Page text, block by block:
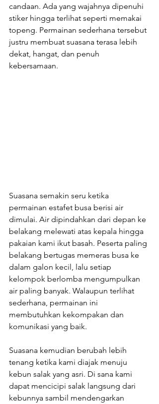
candaan. Ada yang wajahnya dipenuhi
stiker hingga terlihat seperti memakai
topeng. Permainan sederhana tersebut
justru membuat suasana terasa lebih
dekat, hangat, dan penuh
kebersamaan.
Suasana semakin seru ketika
permainan estafet busa berisi air
dimulai. Air dipindahkan dari depan ke
belakang melewati atas kepala hingga
pakaian kami ikut basah. Peserta paling
belakang bertugas memeras busa ke
dalam galon kecil, lalu setiap
kelompok berlomba mengumpulkan
air paling banyak. Walaupun terlihat
sederhana, permainan ini
membutuhkan kekompakan dan
komunikasi yang baik.
Suasana kemudian berubah lebih
tenang ketika kami diajak menuju
kebun salak yang asri. Di sana kami
dapat mencicipi salak langsung dari
kebunnya sambil mendengarkan